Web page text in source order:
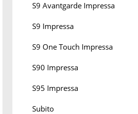
S9 Avantgarde Impressa
S9 Impressa
S9 One Touch Impressa
S90 Impressa
S95 Impressa
Subito